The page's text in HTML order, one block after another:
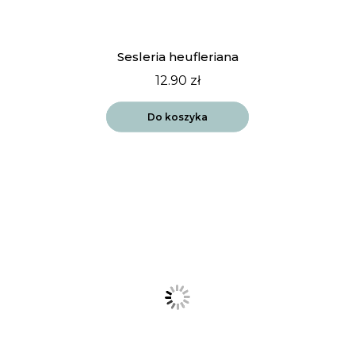
Sesleria heufleriana
12.90 zł
Do koszyka